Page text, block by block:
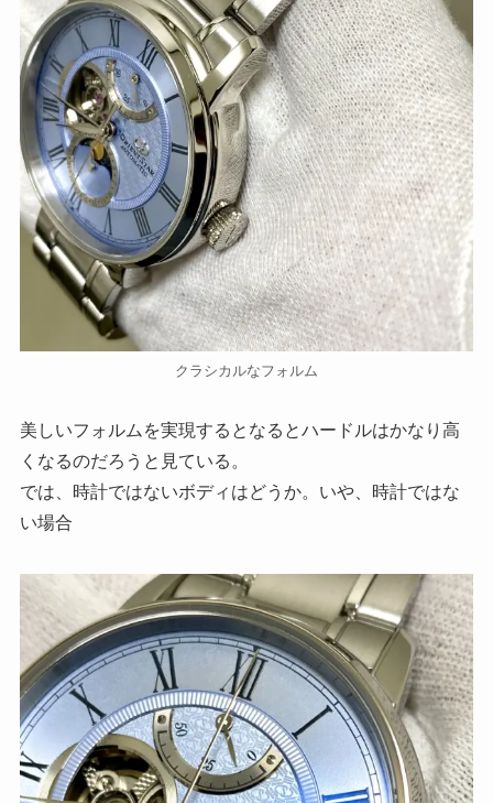
クラシカルなフォルム
美しいフォルムを実現するとなるとハードルはかなり高
くなるのだろうと見ている。
では、時計ではないボディはどうか。いや、時計ではな
い場合